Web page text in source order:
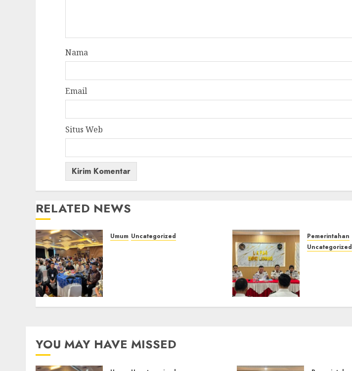
Nama
Email
Situs Web
RELATED NEWS
Umum Uncategorized Pemerintahan
Uncategorized
YOU MAY HAVE MISSED